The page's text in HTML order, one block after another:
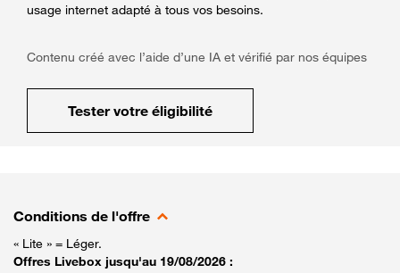
usage internet adapté à tous vos besoins.
Contenu créé avec l’aide d’une IA et vérifié par nos équipes
Tester votre éligibilité
Conditions de l'offre
« Lite » = Léger.
Offres Livebox jusqu'au 19/08/2026 :